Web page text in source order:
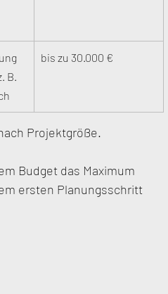
B.
bis zu 30.000 €
Projektgröße.
Budget das Maximum
ersten Planungsschritt